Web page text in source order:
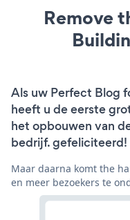
Remove
Als uw Perfect Blog
heeft u de eerste
het opbouwen van
bedrijf. gefeliciteerd!
Maar daarna komt the
en meer bezoekers te